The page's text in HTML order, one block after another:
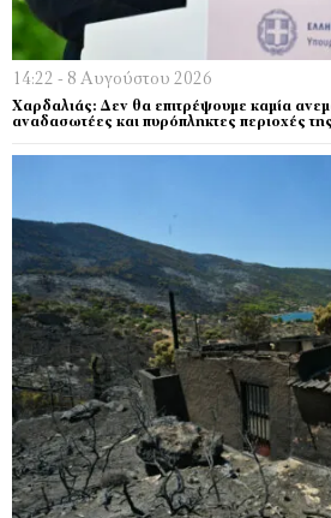
14:22 - 8 Αυγούστου 2026
Χαρδαλιάς: Δεν θα επιτρέψουμε καμία
αναδασωτέες και πυρόπληκτες περιοχές της